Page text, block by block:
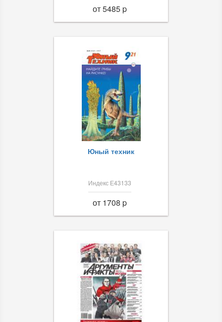
от 5485 p
Юный техник
Индекс Е43133
от 1708 p